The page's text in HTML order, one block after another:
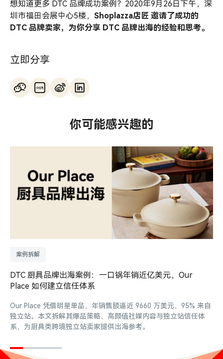
想知道更多 DTC 品牌成功案例？2020年9月26日下午，深
圳市福田会展中心5楼， Shoplazza店匠 邀请了成功的
DTC 品牌卖家，为你分享 DTC 品牌出海的经验和思考。
立即分享
你可能感兴趣的
案例拆解
DTC 厨具品牌出海案例：一口锅年销近亿美元，Our
Place 如何建立信任体系
Our Place 凭借明星单品，年销售额逼近 9660 万美元，95% 来自
独立站。本文拆解其爆品策略、高颜值社媒内容与独立站信任体
系，为厨具类跨境独立站卖家提供出海参考。